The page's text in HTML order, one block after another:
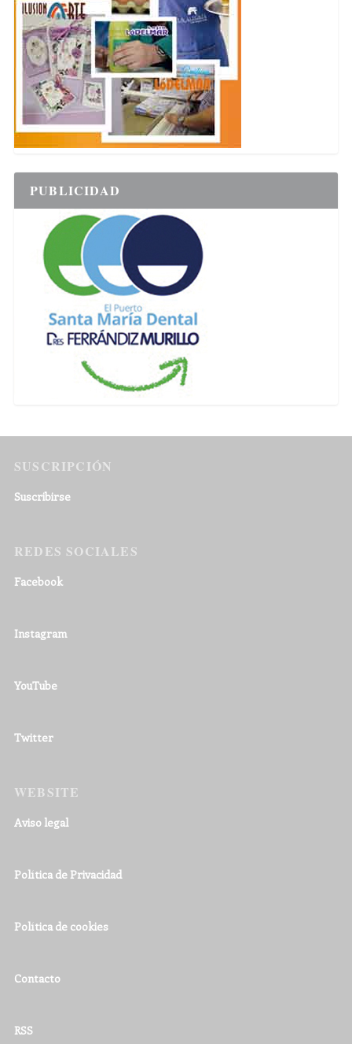
PUBLICIDAD
SUSCRIPCIÓN
Suscribirse
REDES SOCIALES
Facebook
Instagram
YouTube
Twitter
WEBSITE
Aviso legal
Política de Privacidad
Política de cookies
Contacto
RSS